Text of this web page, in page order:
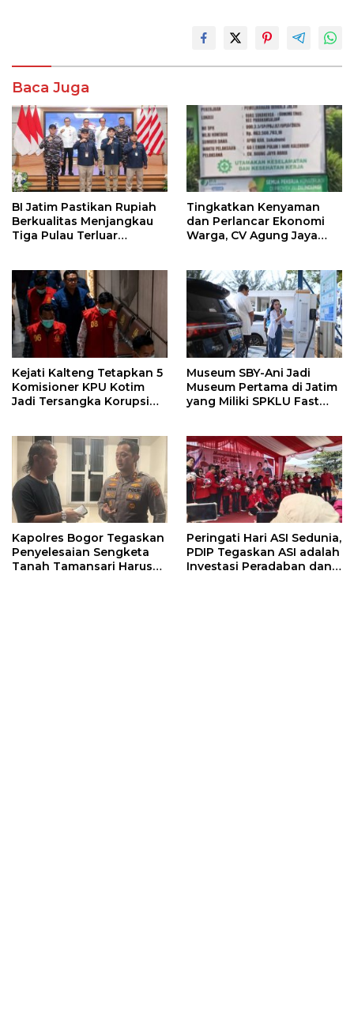
Baca Juga
BI Jatim Pastikan Rupiah
Berkualitas Menjangkau
Tiga Pulau Terluar
Tingkatkan Kenyaman
dan Perlancar Ekonomi
Warga, CV Agung Jaya
Kejati Kalteng Tetapkan 5
Komisioner KPU Kotim
Jadi Tersangka Korupsi
Museum SBY-Ani Jadi
Museum Pertama di Jatim
yang Miliki SPKLU Fast
Kapolres Bogor Tegaskan
Penyelesaian Sengketa
Tanah Tamansari Harus
Peringati Hari ASI Sedunia,
PDIP Tegaskan ASI adalah
Investasi Peradaban dan